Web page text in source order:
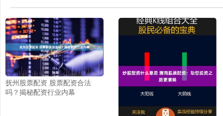
抚州股票配资 股票配资合法
吗？揭秘配资行业内幕